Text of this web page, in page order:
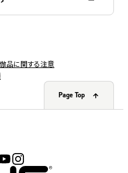
品に関する注意
Page Top